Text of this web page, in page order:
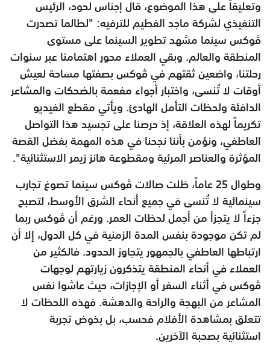
وتعليقاً على هذا الموضوع، قال إجناس لحود، الرئيس
التنفيذي لشركة ماجد الفطيم للترفيه: "لطالما تصدرت
ڤوكس سينما مشهد تطوير السينما على مستوى
المنطقة والعالم. وبقي العملاء محور اهتمامنا عبر سنوات
رحلتنا، واضعين ثقتهم في ڤوكس بصفتها مساحة لعيش
أوقات لا تُنسى، واختبار أجواء مفعمة بالضحكات والمشاعر
الدافئة ولحظات التأمل الهادئ. ويأتي مقطع الفيديو
تكريماً لهذه العلاقة، إذ حرصنا على تجسيد هذا التواصل
العاطفي، ونؤمن بأننا نجحنا في هذه المهمة بفضل القصة
المؤثرة والعناصر المرئية ومقطوعة هانز زيمر الاستثنائية".
وطوال 25 عاماً، ظلت صالات ڤوكس سينما تصوغ تجارب
سينمائية لا تُنسى في جميع أنحاء الشرق الأوسط، لتصبح
جزءاً لا يتجزأ من أجمل لحظات العمر. ورغم أن ڤوكس ربما
لم تكن موجودة بنفس المدة الزمنية في كل الدول، إلا أن
ارتباطها العاطفي بالجمهور يتجاوز الحدود. فالكثير من
العملاء في أنحاء المنطقة يتذكرون زيارتهم لوجهات
ڤوكس في أثناء السفر أو الإجازات، حيث عاشوا نفس
المشاعر من البهجة والراحة والدهشة. فهذه اللحظات لا
تتعلق بمشاهدة الأفلام فحسب، بل بخوض تجربة
استثنائية بصحبة الآخرين.